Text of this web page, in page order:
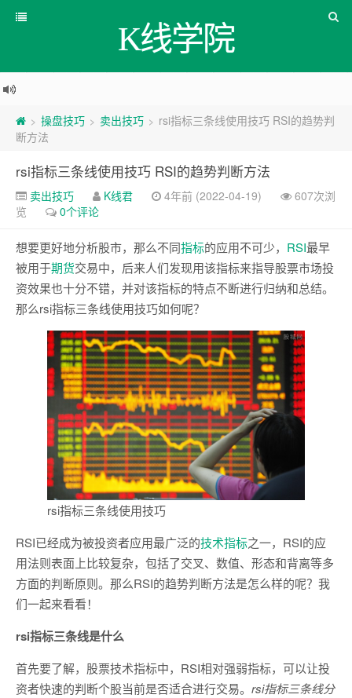
K线学院
> 操盘技巧 > 卖出技巧 > rsi指标三条线使用技巧 RSI的趋势判
断方法
rsi指标三条线使用技巧 RSI的趋势判断方法
卖出技巧 K线君 4年前 (2022-04-19)
607次浏
览
0个评论
想要更好地分析股市，那么不同指标的应用不可少， RSI最早
被用于期货交易中，后来人们发现用该指标来指导股票市场投
资效果也十分不错，并对该指标的特点不断进行归纳和总结。
那么rsi指标三条线使用技巧如何呢？
rsi指标三条线使用技巧
RSI已经成为被投资者应用最广泛的技术指标之一，RSI的应
用法则表面上比较复杂，包括了交叉、数值、形态和背离等多
方面的判断原则。那么RSI的趋势判断方法是怎么样的呢？我
们一起来看看！
rsi指标三条线是什么
首先要了解，股票技术指标中，RSI相对强弱指标，可以让投
资者快速的判断个股当前是否适合进行交易。 rsi指标三条线分